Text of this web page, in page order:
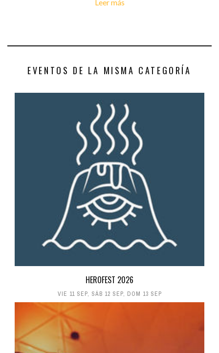
Leer más
EVENTOS DE LA MISMA CATEGORÍA
HEROFEST 2026
VIE 11 SEP, SÁB 12 SEP, DOM 13 SEP